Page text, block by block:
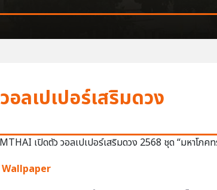
วอลเปเปอร์เสริมดวง
Wallpaper